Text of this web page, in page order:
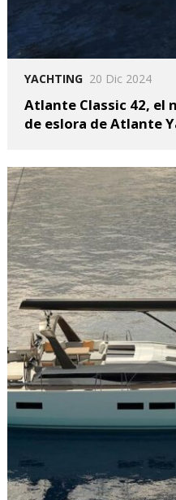
YACHTING 20 Dic 2024
Atlante Classic 42, el
de eslora de Atlante